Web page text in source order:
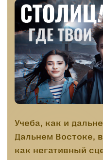
Учеба, как и
Дальнем Востоке,
как негативный